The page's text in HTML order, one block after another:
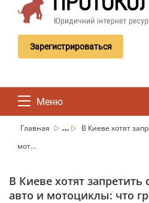
Зарегистрироваться
Меню
Главная ...
В Киеве хотят
мот...
В Киеве хотят
авто и мотоциклы: что